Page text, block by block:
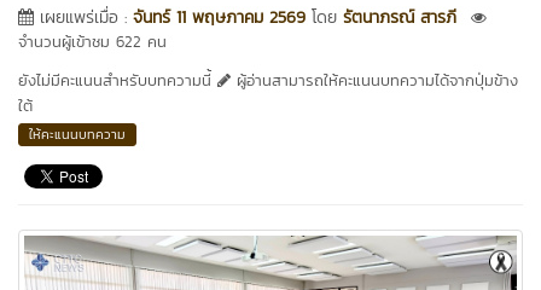
เผยแพร่เมื่อ : จันทร์ 11 พฤษภาคม 2569 โดย รัตนาภรณ์ สารภี
จำนวนผู้เข้าชม 622 คน
ยังไม่มีคะแนนสำหรับบทความนี้
ผู้อ่านสามารถให้คะแนนบทความได้จากปุ่มข้าง
ใต้
ให้คะแนนบทความ